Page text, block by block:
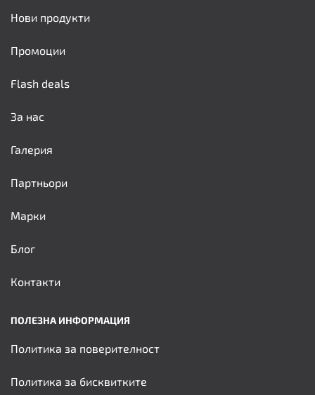
Нови продукти
Промоции
Flash deals
За нас
Галерия
Партньори
Марки
Блог
Контакти
ПОЛЕЗНА ИНФОРМАЦИЯ
Политика за поверителност
Политика за бисквитките